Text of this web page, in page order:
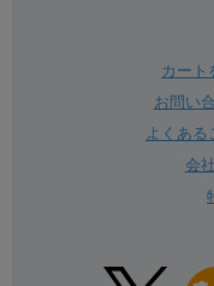
カート
お問い
よくある
会